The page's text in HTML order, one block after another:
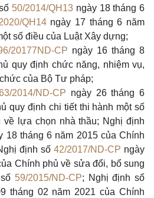
50/2014/QH13 ngày 18 tháng 6
QH14ngày 17 tháng 6 năm
số điều của Luật Xây dựng;
20177ND-CP ngày 16 tháng 8
quy định chức năng, nhiệm vụ,
của Bộ Tư pháp;
2014/ND-CP ngày 26 tháng 6
quy định chi tiết thi hành một số
lựa chọn nhà thầu; Nghị định
18 tháng 6 năm 2015 của Chính
định số 42/2017/ND-CP ngày
Chính phủ về sửa đổi, bổ sung
59/2015/ND-CP; Nghị định số
tháng 02 năm 2021 của Chính